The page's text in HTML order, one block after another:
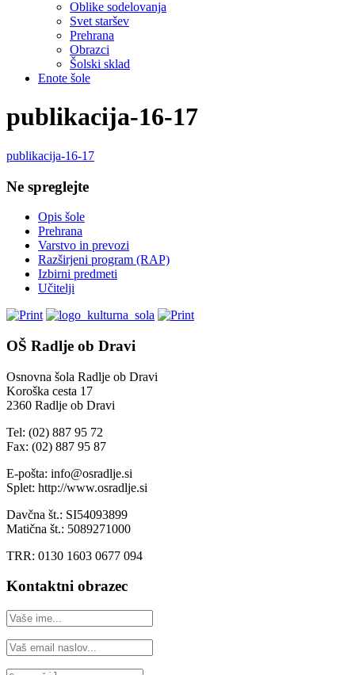
Oblike sodelovanja
Svet staršev
Prehrana
Obrazci
Šolski sklad
Enote šole
publikacija-16-17
publikacija-16-17
Ne spreglejte
Opis šole
Prehrana
Varstvo in prevozi
Razširjeni program (RAP)
Izbirni predmeti
Učitelji
OŠ Radlje ob Dravi
Osnovna šola Radlje ob Dravi
Koroška cesta 17
2360 Radlje ob Dravi
Tel: (02) 887 95 72
Fax: (02) 887 95 87
E-pošta: info@osradlje.si
Splet: http://www.osradlje.si
Davčna št.: SI54093899
Matična št.: 5089271000
TRR: 0130 1603 0677 094
Kontaktni obrazec